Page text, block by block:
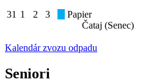
31 1 2 3
Papier
Čataj (Senec)
Kalendár zvozu odpadu
Seniori